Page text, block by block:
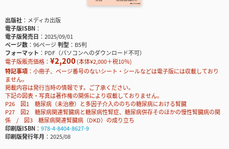
出版社
メディカ出版
電子版ISBN
電子版発売日
2025/09/01
ページ数
96ページ判型
B5判
フォーマット
PDF（パソコンへのダウンロード不可）
電子版販売価格： ¥2,200(本体¥2,000＋税10％)
特記事項
小冊子、ページ番号のないシート・シールなどは電子版には収載しており
ません。
掲載内容は発行当時の情報です。ご了承ください。
下記の図表・写真は著作権の関係により収載しておりません。
P26 図1 糖尿病（未治療）と多因子介入ののちの糖尿病における腎臓
P27 図2 糖尿病関連腎臓病と糖尿病性腎症、糖尿病併存そのほかの慢性腎臓病の関
係 / 図3 糖尿病関連腎臓病（DKD）の成り立ち
印刷版ISBN
978-4-8404-8627-9
印刷版発行年月
2025/08